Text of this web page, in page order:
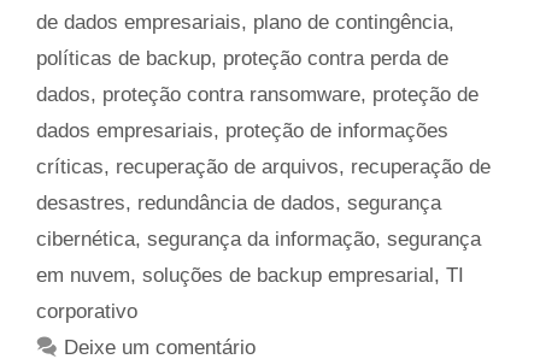
de dados empresariais, plano de contingência,
políticas de backup, proteção contra perda de
dados, proteção contra ransomware, proteção de
dados empresariais, proteção de informações
críticas, recuperação de arquivos, recuperação de
desastres, redundância de dados, segurança
cibernética, segurança da informação, segurança
em nuvem, soluções de backup empresarial, TI
corporativo
Deixe um comentário